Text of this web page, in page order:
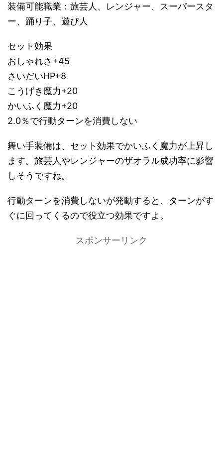
装備可能職業：旅芸人、レンジャー、スーパースタ
ー、踊り子、遊び人
セット効果
おしゃれさ+45
さいだいHP+8
こうげき魔力+20
かいふく魔力+20
2.0％で行動ターンを消費しない
舞い手装備は、セット効果でかいふく魔力が上昇し
ます。旅芸人やレンジャーのザオラル成功率に影響
しそうですね。
行動ターンを消費しないが発動すると、ターンがす
ぐに回ってくるので役立つ効果ですよ。
スポンサーリンク